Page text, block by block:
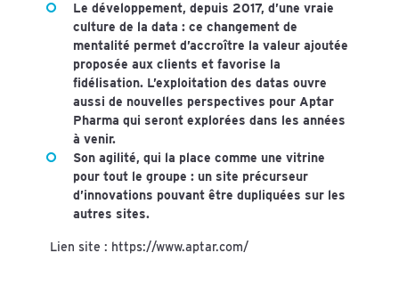
Le développement, depuis 2017, d’une vraie
culture de la data : ce changement de
mentalité permet d’accroître la valeur ajoutée
proposée aux clients et favorise la
fidélisation. L’exploitation des datas ouvre
aussi de nouvelles perspectives pour Aptar
Pharma qui seront explorées dans les années
à venir.
Son agilité, qui la place comme une vitrine
pour tout le groupe : un site précurseur
d’innovations pouvant être dupliquées sur les
autres sites.
Lien site : https://www.aptar.com/